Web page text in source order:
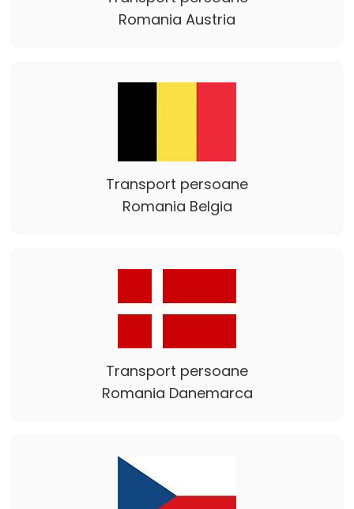
Romania Austria
Transport persoane
Romania Belgia
Transport persoane
Romania Danemarca